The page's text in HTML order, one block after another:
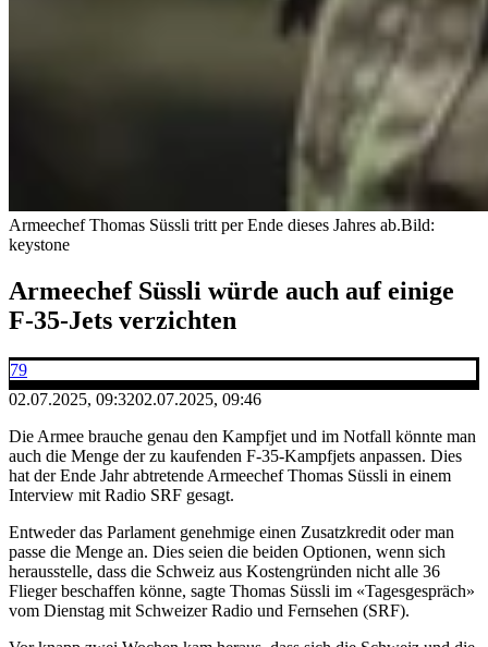
Armeechef Thomas Süssli tritt per Ende dieses Jahres ab.Bild:
keystone
Armeechef Süssli würde auch auf einige
F-35-Jets verzichten
79
02.07.2025, 09:3202.07.2025, 09:46
Die Armee brauche genau den Kampfjet und im Notfall könnte man
auch die Menge der zu kaufenden F-35-Kampfjets anpassen. Dies
hat der Ende Jahr abtretende Armeechef Thomas Süssli in einem
Interview mit Radio SRF gesagt.
Entweder das Parlament genehmige einen Zusatzkredit oder man
passe die Menge an. Dies seien die beiden Optionen, wenn sich
herausstelle, dass die Schweiz aus Kostengründen nicht alle 36
Flieger beschaffen könne, sagte Thomas Süssli im «Tagesgespräch»
vom Dienstag mit Schweizer Radio und Fernsehen (SRF).